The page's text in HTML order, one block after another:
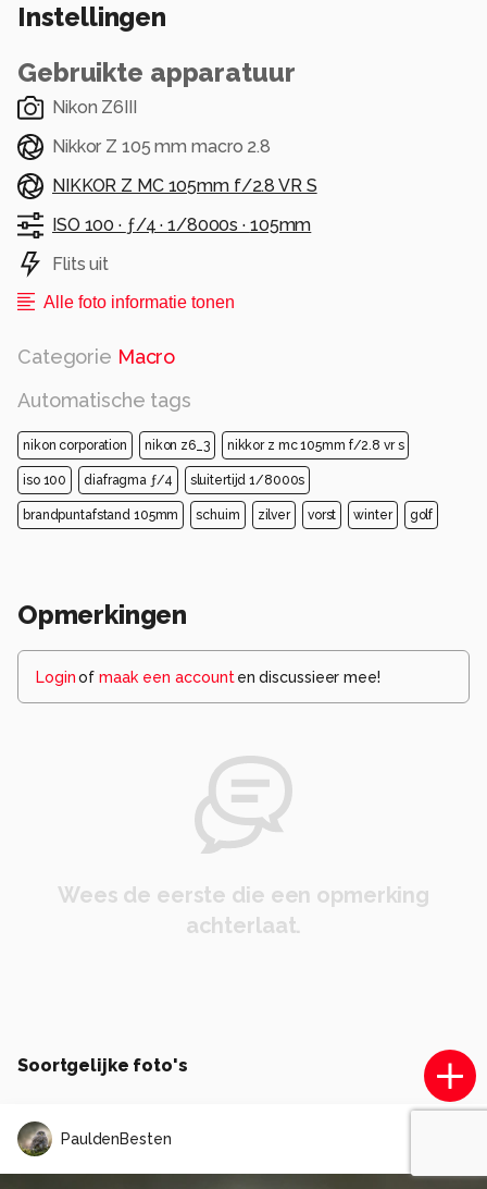
Instellingen
Gebruikte apparatuur
Nikon Z6III
Nikkor Z 105 mm macro 2.8
NIKKOR Z MC 105mm f/2.8 VR S
ISO 100 · ƒ/4 ·1/8000s · 105mm
Flits uit
Alle foto informatie tonen
Categorie Macro
Automatische tags
nikon corporation nikon z6_3 nikkor z mc 105mm f/2.8 vr s
iso 100 diafragma ƒ/4 sluitertijd 1/8000s
brandpuntafstand 105mm schuim zilver vorst winter golf
Opmerkingen
Loginof maak een account en discussieer mee!
Wees de eerste die een opmerking
achterlaat.
Soortgelijke foto's
PauldenBesten